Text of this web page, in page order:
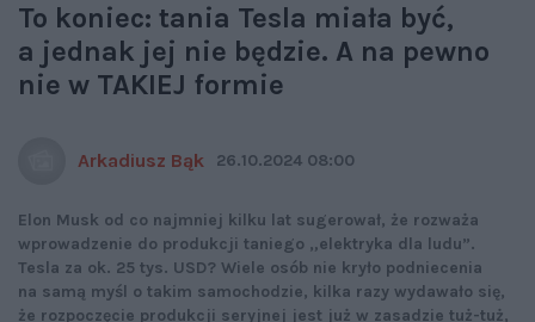
To koniec: tania Tesla miała być,
a jednak jej nie będzie. A na pewno
nie w TAKIEJ formie
Arkadiusz Bąk 26.10.2024 08:00
Elon Musk od co najmniej kilku lat sugerował, że rozważa
wprowadzenie do produkcji taniego „elektryka dla ludu”.
Tesla za ok. 25 tys. USD? Wiele osób nie kryło podniecenia
na samą myśl o takim samochodzie, kilka razy wydawało się,
że rozpoczęcie produkcji seryjnej jest już w zasadzie tuż-tuż,